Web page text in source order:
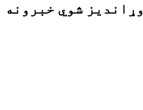
وړاندیز شوي خبرونه